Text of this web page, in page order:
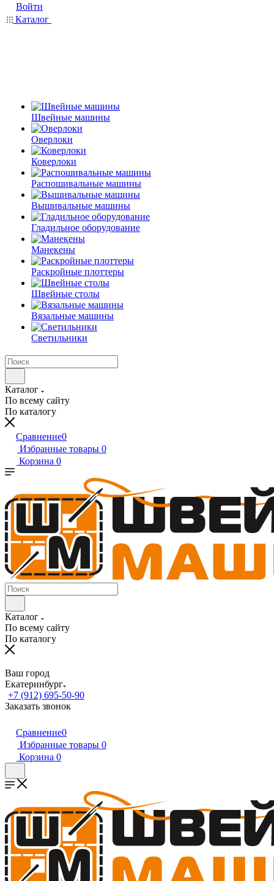
Войти
Каталог
Швейные машины
Оверлоки
Коверлоки
Распошивальные машины
Вышивальные машины
Гладильное оборудование
Манекены
Раскройные плоттеры
Швейные столы
Вязальные машины
Светильники
Каталог
По всему сайту
По каталогу
Сравнение0
Избранные товары 0
Корзина 0
Каталог
По всему сайту
По каталогу
Ваш город
Екатеринбург
+7 (912) 695-50-90
Заказать звонок
Сравнение0
Избранные товары 0
Корзина 0